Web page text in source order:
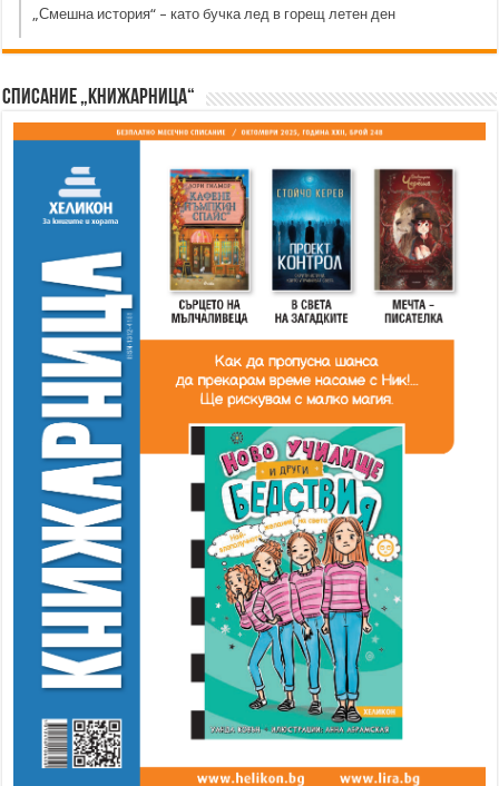
„Смешна история“ – като бучка лед в горещ летен ден
Списание „Книжарница“